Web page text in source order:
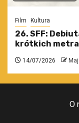
Film Kultura
26. SFF:
krótkich
14/07/2026
O